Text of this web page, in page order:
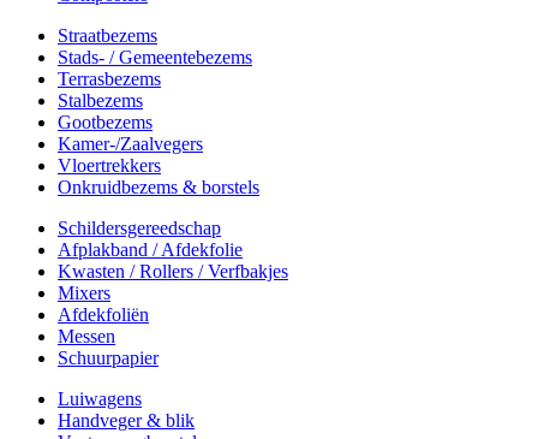
Straatbezems
Stads- / Gemeentebezems
Terrasbezems
Stalbezems
Gootbezems
Kamer-/Zaalvegers
Vloertrekkers
Onkruidbezems & borstels
Schildersgereedschap
Afplakband / Afdekfolie
Kwasten / Rollers / Verfbakjes
Mixers
Afdekfoliën
Messen
Schuurpapier
Luiwagens
Handveger & blik